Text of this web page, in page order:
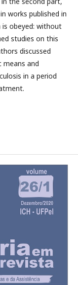
works published in
obeyed: without
studies on this
discussed
means and
in a period